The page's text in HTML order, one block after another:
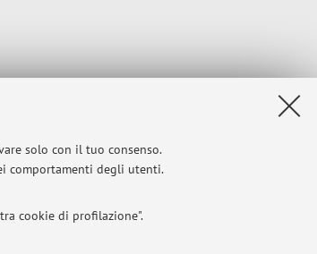
solo con il tuo consenso.
comportamenti degli utenti.
cookie di profilazione".
|Impostazioni Cookie